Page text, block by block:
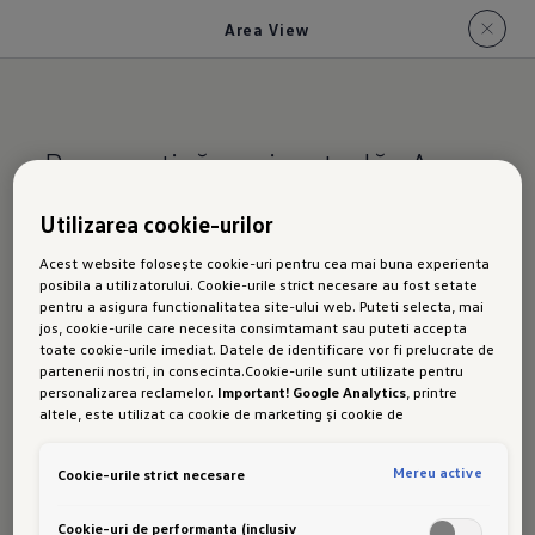
Area View
Perspectivă perimetrală „Area
Pentruperspectivă de jur împrejur.
Manevrare în centrul aglomerat, în parcarea
acoperită și pe drumuri accidentate: există
numeroase situații în care, ca șofer, ți-ar prinde
bine încă o pereche de ochi. Cu sistemul
View" beneficiați de patru camere, care
Utilizarea cookie-urilor
Acest website folosește cookie-uri pentru cea mai buna experienta
posibila a utilizatorului. Cookie-urile strict necesare au fost setate
pentru a asigura functionalitatea site-ului web. Puteti selecta, mai
jos, cookie-urile care necesita consimtamant sau puteti accepta
toate cookie-urile imediat. Datele de identificare vor fi prelucrate de
partenerii nostri, in consecinta.Cookie-urile sunt utilizate pentru
personalizarea reclamelor. Important! Google Analytics, printre
altele, este utilizat ca cookie de marketing și cookie de
protectie a datelor decat Uniunea Europeana. Prin urmare, nu poate
date datorita legislatiei actuale. Ca urmare, interferenta cu
Cookie-urile strict necesare Mereu active
Cookie-uri de performanta (inclusiv